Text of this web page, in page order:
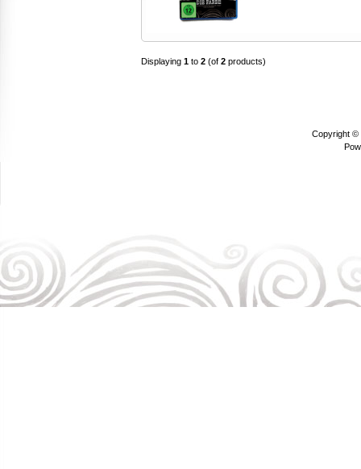
Displaying 1 to 2 (of 2 products)
Copyright